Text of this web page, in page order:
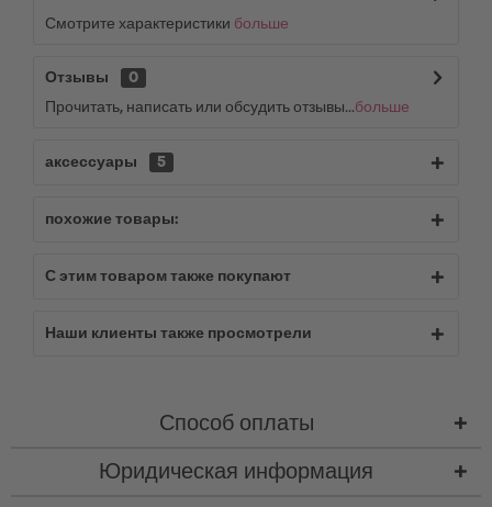
Смотрите характеристики больше
Отзывы
0
Прочитать, написать или обсудить отзывы...больше
аксессуары 5
похожие товары:
С этим товаром также покупают
Наши клиенты также просмотрели
Способ оплаты
Юридическая информация